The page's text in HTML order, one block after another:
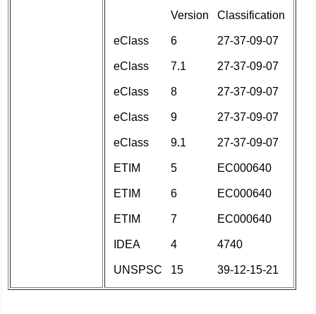
Version Classification
eClass 6 27-37-09-07
eClass 7.1 27-37-09-07
eClass 8 27-37-09-07
eClass 9 27-37-09-07
eClass 9.1 27-37-09-07
ETIM 5 EC000640
ETIM 6 EC000640
ETIM 7 EC000640
IDEA 4 4740
UNSPSC 15 39-12-15-21